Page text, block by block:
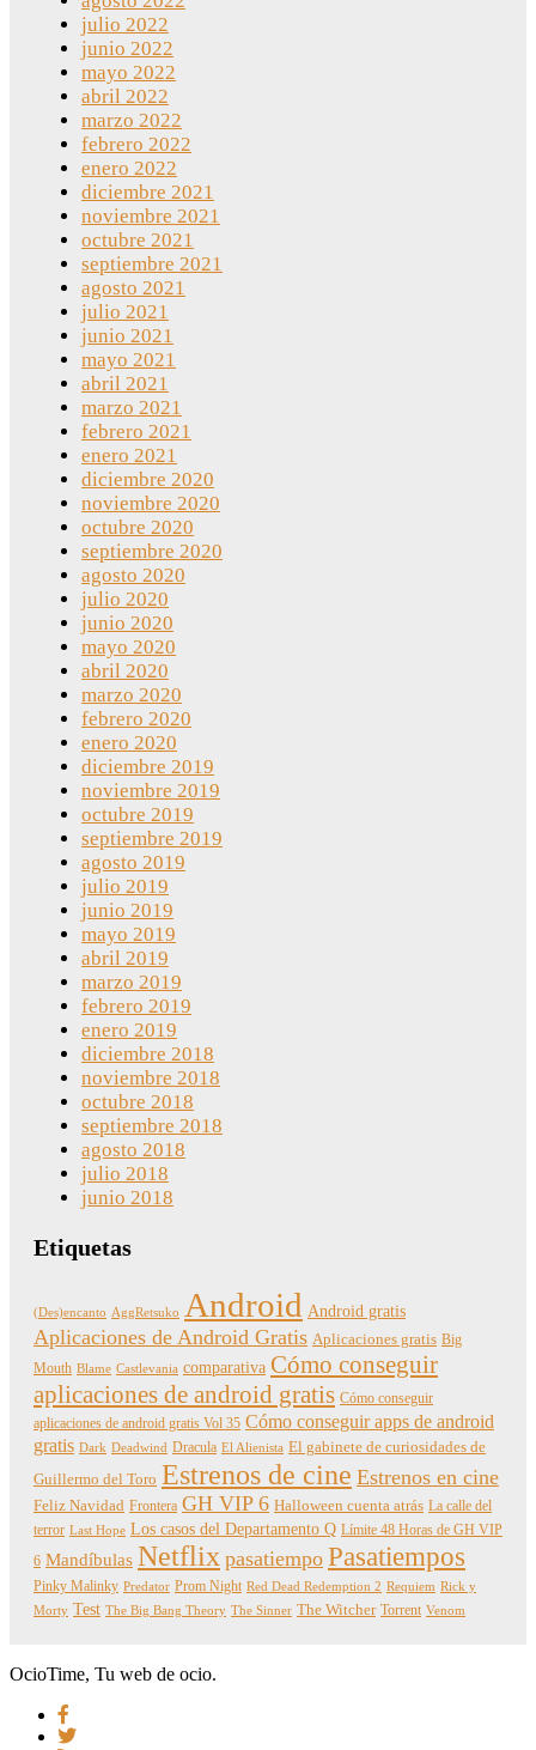
julio 2022
junio 2022
mayo 2022
abril 2022
marzo 2022
febrero 2022
enero 2022
diciembre 2021
noviembre 2021
octubre 2021
septiembre 2021
agosto 2021
julio 2021
junio 2021
mayo 2021
abril 2021
marzo 2021
febrero 2021
enero 2021
diciembre 2020
noviembre 2020
octubre 2020
septiembre 2020
agosto 2020
julio 2020
junio 2020
mayo 2020
abril 2020
marzo 2020
febrero 2020
enero 2020
diciembre 2019
noviembre 2019
octubre 2019
septiembre 2019
agosto 2019
julio 2019
junio 2019
mayo 2019
abril 2019
marzo 2019
febrero 2019
enero 2019
diciembre 2018
noviembre 2018
octubre 2018
septiembre 2018
agosto 2018
julio 2018
junio 2018
Etiquetas
(Des)encanto AggRetsuko Android Android gratis
Aplicaciones de Android Gratis Aplicaciones gratis Big
Mouth Blame Castlevania comparativa Cómo conseguir
aplicaciones de android gratis Cómo conseguir
aplicaciones de android gratis Vol 35 Cómo conseguir apps de android
gratis Dark Deadwind Dracula El Alienista El gabinete de curiosidades de
Guillermo del Toro Estrenos de cine Estrenos en cine
Feliz Navidad Frontera GH VIP 6 Halloween cuenta atrás La calle del
terror Last Hope Los casos del Departamento Q Límite 48 Horas de GH VIP
6 Mandíbulas Netflix pasatiempo Pasatiempos
Pinky Malinky Predator Prom Night Red Dead Redemption 2 Requiem Rick y
Morty Test The Big Bang Theory The Sinner The Witcher Torrent Venom
OcioTime, Tu web de ocio.